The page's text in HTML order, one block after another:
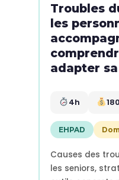
Troubles
les
adapter
4h
EHPAD
Causes des
les seniors,